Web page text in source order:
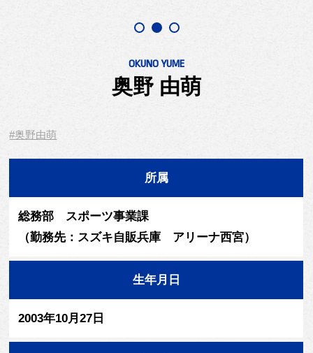
奥野 由萌
OKUNO YUME
#奥野由萌
所属
総務部 スポーツ事業課
（勤務先：スズキ自販兵庫 アリーナ西宮）
生年月日
2003年10月27日